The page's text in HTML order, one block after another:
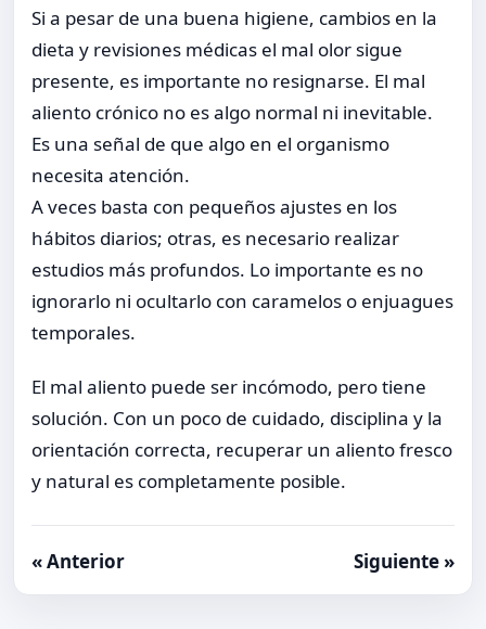
Si a pesar de una buena higiene, cambios en la
dieta y revisiones médicas el mal olor sigue
presente, es importante no resignarse. El mal
aliento crónico no es algo normal ni inevitable.
Es una señal de que algo en el organismo
necesita atención.
A veces basta con pequeños ajustes en los
hábitos diarios; otras, es necesario realizar
estudios más profundos. Lo importante es no
ignorarlo ni ocultarlo con caramelos o enjuagues
temporales.
El mal aliento puede ser incómodo, pero tiene
solución. Con un poco de cuidado, disciplina y la
orientación correcta, recuperar un aliento fresco
y natural es completamente posible.
« Anterior Siguiente »